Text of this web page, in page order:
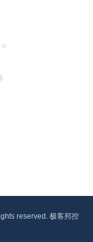
reserved. 极客邦控